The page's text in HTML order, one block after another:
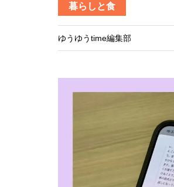
暮らしと食
ゆうゆうtime編集部